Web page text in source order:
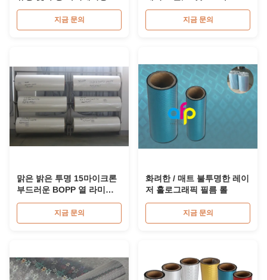
름 롤
지금 문의
필름
지금 문의
맑은 밝은 투명 15마이크론
부드러운 BOPP 열 라미네
이팅 필름 그림 인쇄
지금 문의
화려한 / 매트 불투명한 레이
저 홀로그래픽 필름 롤
지금 문의